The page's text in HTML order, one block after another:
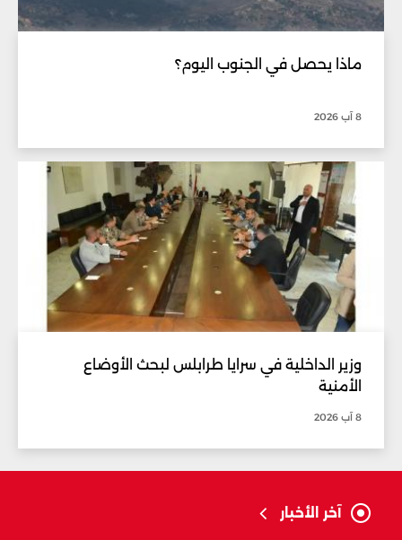
ماذا يحصل في الجنوب اليوم؟
8 آب 2026
وزير الداخلية في سرايا طرابلس لبحث الأوضاع
الأمنية
8 آب 2026
آخر الأخبار